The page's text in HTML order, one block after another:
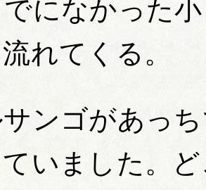
になかった
れてくる。
ンゴがあっ
いました。